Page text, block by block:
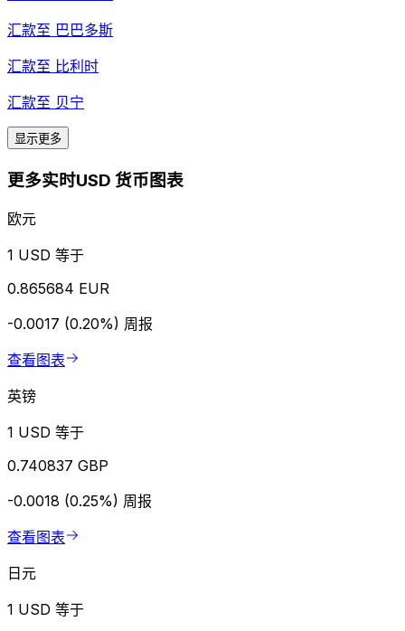
汇款至 巴巴多斯
汇款至 比利时
汇款至 贝宁
显示更多
更多实时USD 货币图表
欧元
1 USD 等于
0.865684 EUR
-0.0017 (0.20%) 周报
查看图表
英镑
1 USD 等于
0.740837 GBP
-0.0018 (0.25%) 周报
查看图表
日元
1 USD 等于